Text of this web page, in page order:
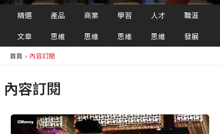
精選
文章
產品
思維
商業
思維
學習
思維
人才
思維
職涯
發展
首頁 內容訂閱
內容訂閱
樊